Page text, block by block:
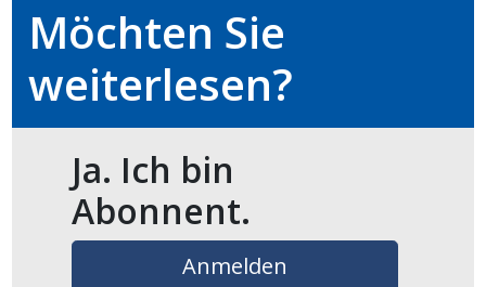
Möchten Sie
weiterlesen?
Ja. Ich bin
Abonnent.
Anmelden